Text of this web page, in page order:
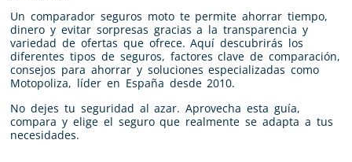
Un comparador seguros moto te permite ahorrar tiempo,
dinero y evitar sorpresas gracias a la transparencia y
variedad de ofertas que ofrece. Aquí descubrirás los
diferentes tipos de seguros, factores clave de comparación,
consejos para ahorrar y soluciones especializadas como
Motopoliza, líder en España desde 2010.
No dejes tu seguridad al azar. Aprovecha esta guía,
compara y elige el seguro que realmente se adapta a tus
necesidades.